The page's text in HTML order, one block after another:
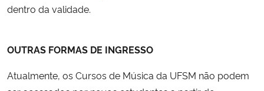
dentro da validade.
OUTRAS FORMAS DE INGRESSO
Atualmente, os Cursos de Música da UFSM não podem